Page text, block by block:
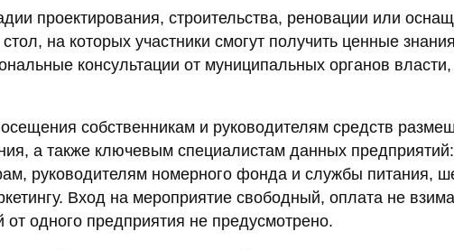
проектирования, строительства, реновации или
на которых участники смогут получить ценные
консультации от муниципальных органов
собственникам и руководителям средств
а также ключевым специалистам данных
руководителям номерного фонда и службы питания,
Вход на мероприятие свободный, оплата не
от одного предприятия не предусмотрено.